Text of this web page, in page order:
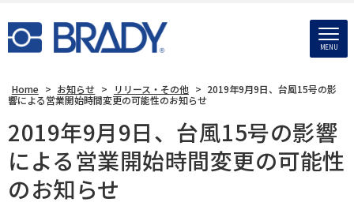
MENU
Home > お知らせ > リリース・その他 > 2019年9月9日、台風15号の影
響による営業開始時間変更の可能性のお知らせ
2019年9月9日、台風15号の影響
による営業開始時間変更の可能性
のお知らせ